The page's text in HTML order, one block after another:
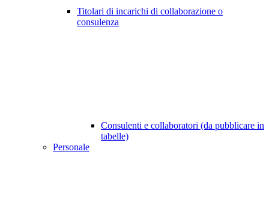
Titolari di incarichi di collaborazione o
consulenza
Consulenti e collaboratori (da pubblicare in
tabelle)
Personale